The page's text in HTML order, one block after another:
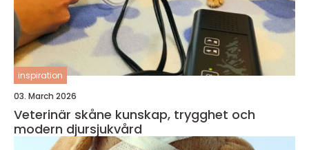
inspiration
03. March 2026
Veterinär skåne kunskap, trygghet och
modern djursjukvård